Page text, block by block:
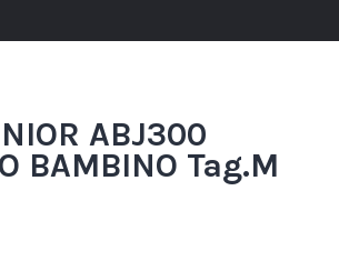
ABJ300
BAMBINO Tag.M